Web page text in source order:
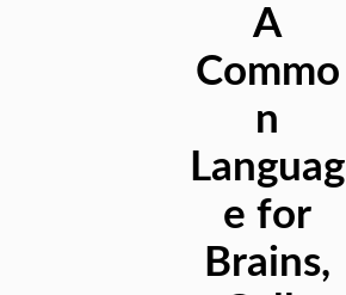
A
Commo
n
Languag
e for
Brains,